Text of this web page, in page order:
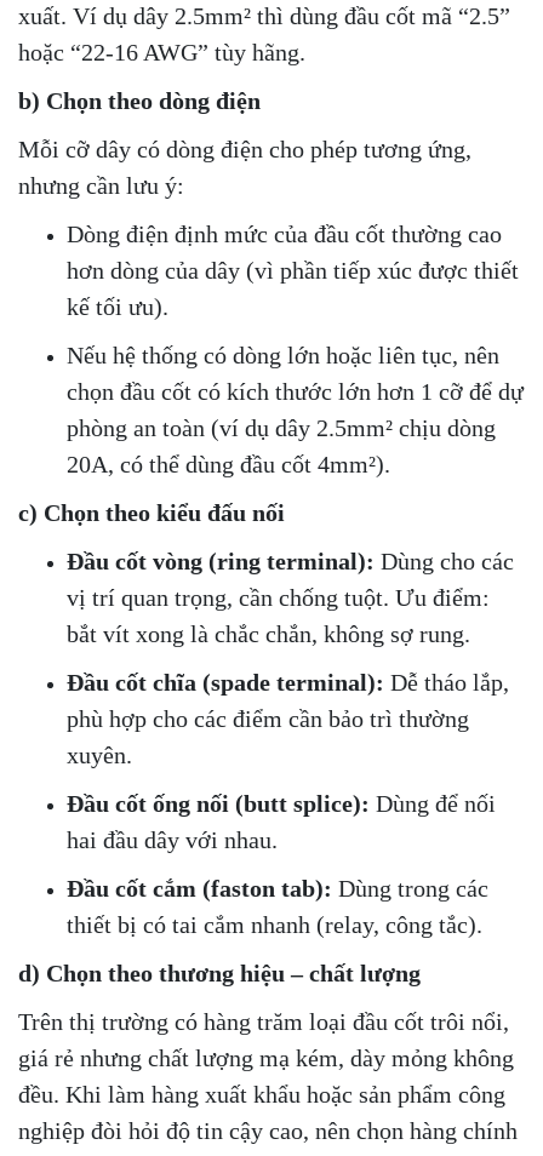
xuất. Ví dụ dây 2.5mm² thì dùng đầu cốt mã “2.5”
hoặc “22-16 AWG” tùy hãng.
b) Chọn theo dòng điện
Mỗi cỡ dây có dòng điện cho phép tương ứng,
nhưng cần lưu ý:
Dòng điện định mức của đầu cốt thường cao
hơn dòng của dây (vì phần tiếp xúc được thiết
kế tối ưu).
Nếu hệ thống có dòng lớn hoặc liên tục, nên
chọn đầu cốt có kích thước lớn hơn 1 cỡ để dự
phòng an toàn (ví dụ dây 2.5mm² chịu dòng
20A, có thể dùng đầu cốt 4mm²).
c) Chọn theo kiểu đấu nối
Đầu cốt vòng (ring terminal): Dùng cho các
vị trí quan trọng, cần chống tuột. Ưu điểm:
bắt vít xong là chắc chắn, không sợ rung.
Đầu cốt chĩa (spade terminal): Dễ tháo lắp,
phù hợp cho các điểm cần bảo trì thường
xuyên.
Đầu cốt ống nối (butt splice): Dùng để nối
hai đầu dây với nhau.
Đầu cốt cắm (faston tab): Dùng trong các
thiết bị có tai cắm nhanh (relay, công tắc).
d) Chọn theo thương hiệu – chất lượng
Trên thị trường có hàng trăm loại đầu cốt trôi nổi,
giá rẻ nhưng chất lượng mạ kém, dày mỏng không
đều. Khi làm hàng xuất khẩu hoặc sản phẩm công
nghiệp đòi hỏi độ tin cậy cao, nên chọn hàng chính